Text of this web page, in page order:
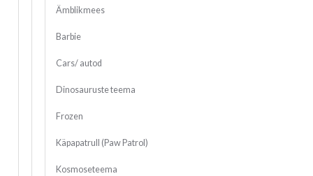
Ämblikmees
Barbie
Cars/ autod
Dinosauruste teema
Frozen
Käpapatrull (Paw Patrol)
Kosmoseteema